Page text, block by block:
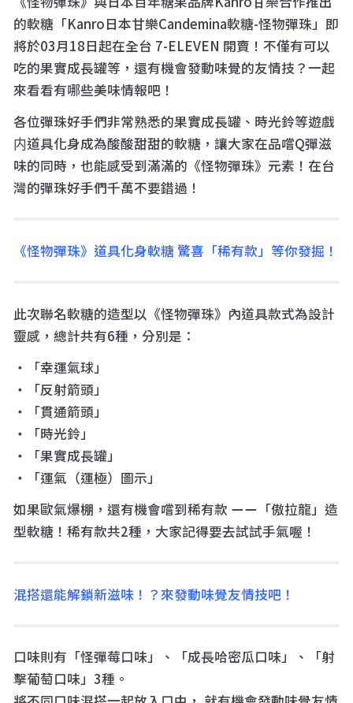
的軟糖「Kanro日本甘樂Candemina軟糖-怪物彈珠」即
將於03月18日起在全台 7-ELEVEN 開賣！不僅有可以
吃的果實成長罐等，還有機會發動味覺的友情技？一起
來看看有哪些美味情報吧！
各位彈珠好手們非常熟悉的果實成長罐、時光鈴等遊戲
内道具化身成為酸酸甜甜的軟糖，讓大家在品嚐Q彈滋
味的同時，也能感受到滿滿的《怪物彈珠》元素！在台
灣的彈珠好手們千萬不要錯過！
《怪物彈珠》道具化身軟糖 驚喜「稀有款」等你發掘！
此次聯名軟糖的造型以《怪物彈珠》內道具款式為設計
靈感，總計共有6種，分別是：
・「幸運氣球」
・「反射箭頭」
・「貫通箭頭」
・「時光鈴」
・「果實成長罐」
・「運氣（運極）圖示」
如果歐氣爆棚，還有機會嚐到稀有款 ーー「傲拉龍」造
型軟糖！稀有款共2種，大家記得要去試試手氣喔！
混搭還能解鎖新滋味！？來發動味覺友情技吧！
口味則有「怪彈莓口味」、「成長哈密瓜口味」、「射
擊葡萄口味」3種。